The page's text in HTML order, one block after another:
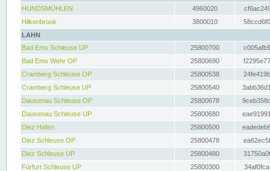
HUNDSMÜHLEN
4960020
Hilkenbrook
3800010
LAHN
Bad Ems Schleuse UP
25800700
Bad Ems Wehr OP
25800690
Cramberg Schleuse OP
25800538
Cramberg Schleuse UP
25800540
Dausenau Schleuse OP
25800678
Dausenau Schleuse UP
25800680
Diez Hafen
25800500
Diez Schleuse OP
25800478
Diez Schleuse UP
25800480
Fürfurt Schleuse UP
25800300